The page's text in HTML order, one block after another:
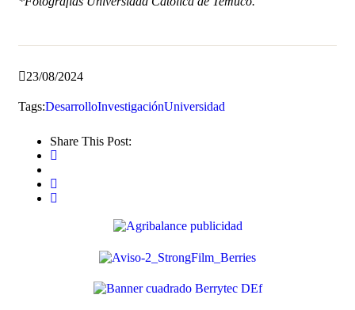
23/08/2024
Tags:DesarrolloInvestigaciónUniversidad
Share This Post: